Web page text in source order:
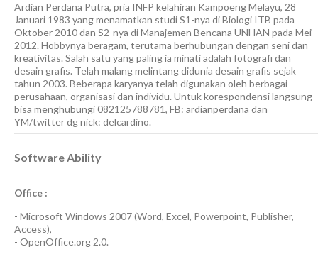
Ardian Perdana Putra, pria INFP kelahiran Kampoeng Melayu, 28
Januari 1983 yang menamatkan studi S1-nya di Biologi ITB pada
Oktober 2010 dan S2-nya di Manajemen Bencana UNHAN pada Mei
2012. Hobbynya beragam, terutama berhubungan dengan seni dan
kreativitas. Salah satu yang paling ia minati adalah fotografi dan
desain grafis. Telah malang melintang didunia desain grafis sejak
tahun 2003. Beberapa karyanya telah digunakan oleh berbagai
perusahaan, organisasi dan individu. Untuk korespondensi langsung
bisa menghubungi 082125788781, FB: ardianperdana dan
YM/twitter dg nick: delcardino.
Software Ability
Office :
- Microsoft Windows 2007(Word, Excel, Powerpoint, Publisher,
Access),
- OpenOffice.org 2.0.